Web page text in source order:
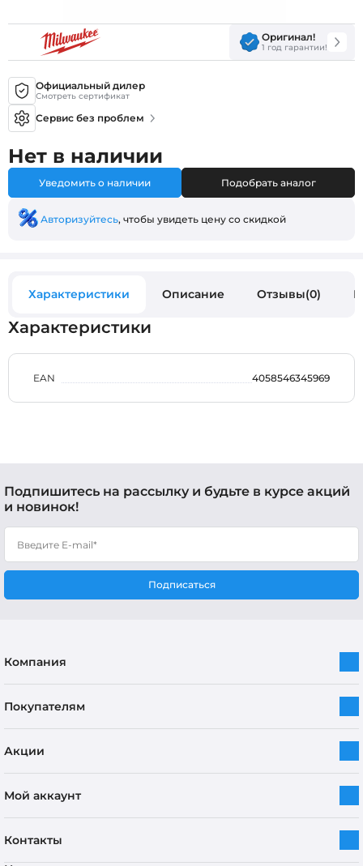
Оригинал!
1 год гарантии!
Официальный дилер
Смотреть сертификат
Сервис без проблем
Нет в наличии
Уведомить о наличии Подобрать аналог
Авторизуйтесь, чтобы увидеть цену со скидкой
Характеристики Описание Отзывы(0)
Характеристики
EAN 4058546345969
Подпишитесь на рассылку и будьте в курсе акций
и новинок!
Подписаться
Компания
Покупателям
Акции
Мой аккаунт
Контакты